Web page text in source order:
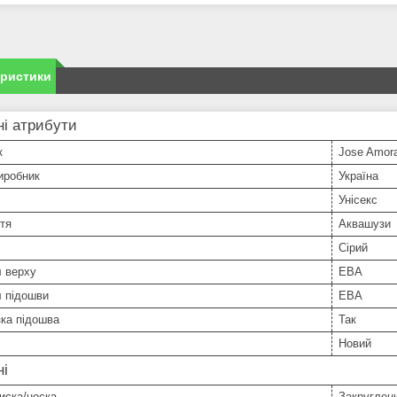
атрибути
Jose
Україна
Унісекс
Аквашузи
Сірий
верху
ЕВА
підошви
ЕВА
підошва
Так
Новий